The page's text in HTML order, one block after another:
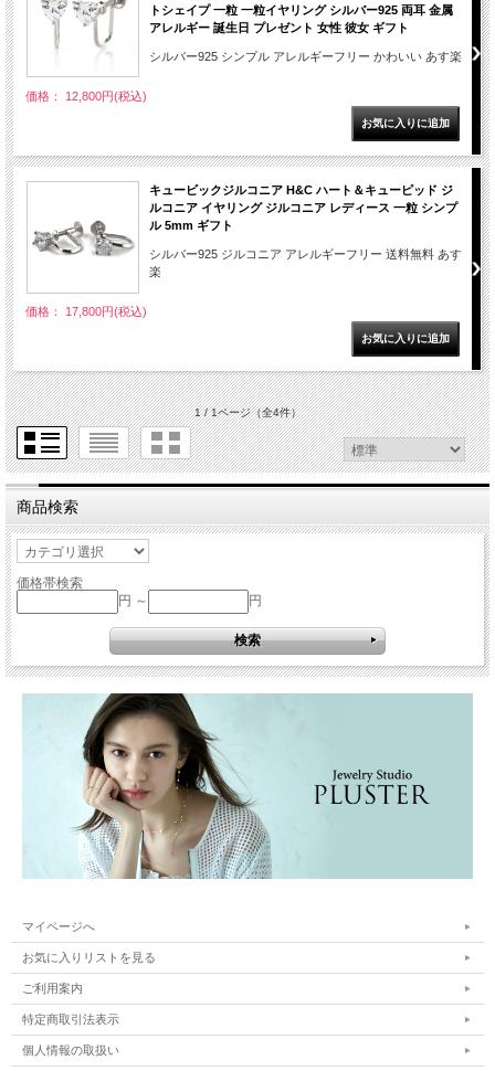
トシェイプ 一粒 一粒イヤリング シルバー925 両耳 金属
アレルギー 誕生日 プレゼント 女性 彼女 ギフト
シルバー925 シンプル アレルギーフリー かわいい あす楽
価格： 12,800円(税込)
キュービックジルコニア H&C ハート＆キューピッド ジ
ルコニア イヤリング ジルコニア レディース 一粒 シンプ
ル 5mm ギフト
シルバー925 ジルコニア アレルギーフリー 送料無料 あす
楽
価格： 17,800円(税込)
1 / 1ページ（全4件）
商品検索
価格帯検索
円 ～
円
マイページへ
お気に入りリストを見る
ご利用案内
特定商取引法表示
個人情報の取扱い